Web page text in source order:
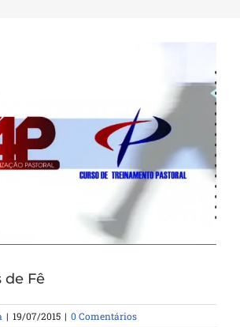
de Fê
| 19/07/2015 | 0 Comentários